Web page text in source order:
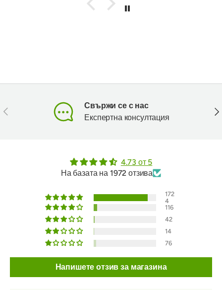
Предишен
Свържи се с нас
Експертна консултация
4.73 от 5
На базата на 1972 отзива
172
4
116
42
14
76
Напишете отзив за магазина